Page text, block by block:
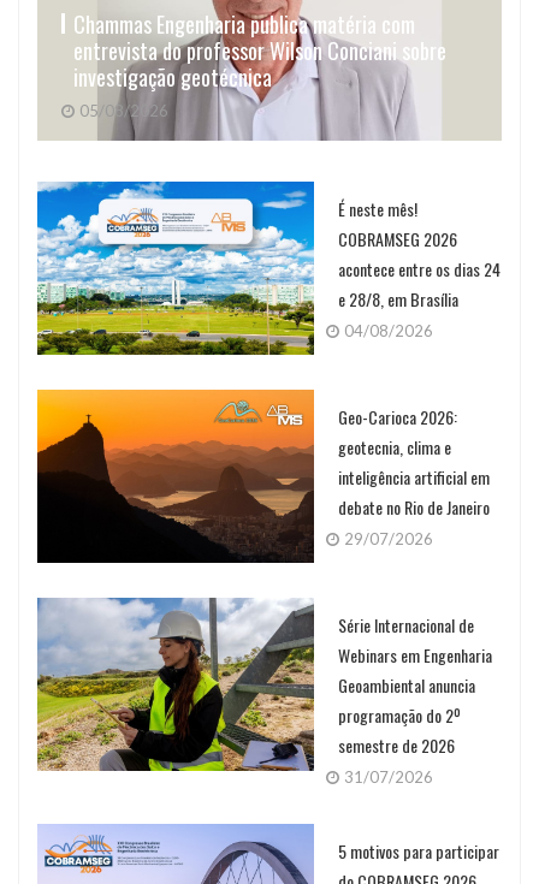
Chammas Engenharia publica matéria com
entrevista do professor Wilson Conciani sobre
investigação geotécnica
05/08/2026
É neste mês!
COBRAMSEG 2026
acontece entre os dias 24
e 28/8, em Brasília
04/08/2026
Geo-Carioca 2026:
geotecnia, clima e
inteligência artificial em
debate no Rio de Janeiro
29/07/2026
Série Internacional de
Webinars em Engenharia
Geoambiental anuncia
programação do 2º
semestre de 2026
31/07/2026
5 motivos para participar